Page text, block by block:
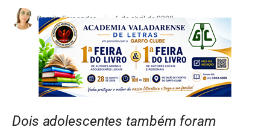
Camila Fernandes 6 de abril de 2020
Dois adolescentes também foram